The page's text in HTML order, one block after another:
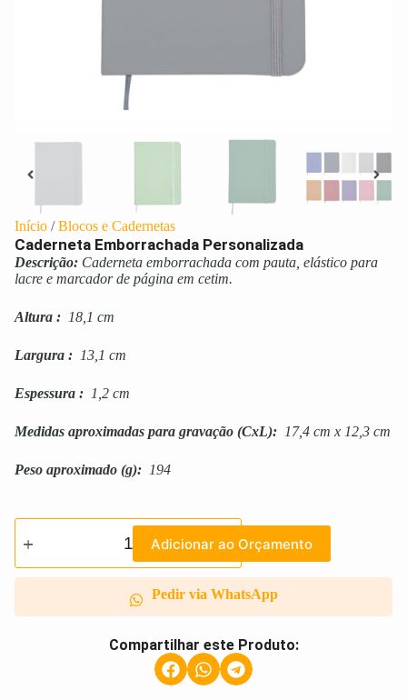
Início /Blocos e Cadernetas
Caderneta Emborrachada Personalizada
Descrição: Caderneta emborrachada com pauta, elástico para
lacre e marcador de página em cetim.
Altura : 18,1 cm
Largura : 13,1 cm
Espessura : 1,2 cm
Medidas aproximadas para gravação (CxL): 17,4 cm x 12,3 cm
Peso aproximado (g): 194
Adicionar ao Orçamento
Pedir via WhatsApp
Compartilhar este Produto: